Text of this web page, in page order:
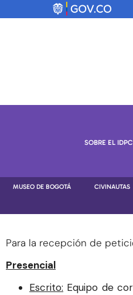
SOBRE EL IDPC
MUSEO DE BOGOTÁ CIVINAUTAS
Para la recepción de
Presencial
Escrito: Equipo de